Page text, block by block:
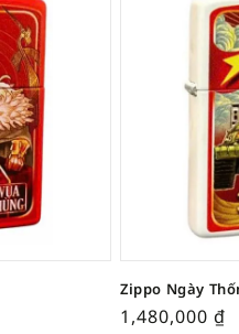
Zippo Ngày
1,480,000 ₫